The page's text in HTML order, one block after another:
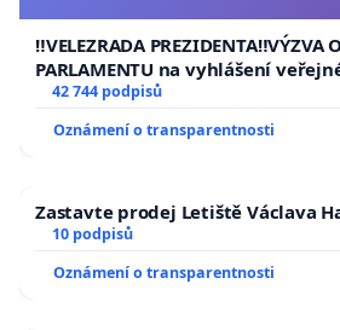
republiky
‼️VELEZRADA PREZIDENTA‼️VÝZVA
PARLAMENTU na vyhlášení
144 jednacího řádu Senátu k
republiky
42 744 podpisů
Oznámení o transparentnosti
Zastavte prodej Letiště Václava
10 podpisů
Oznámení o transparentnosti